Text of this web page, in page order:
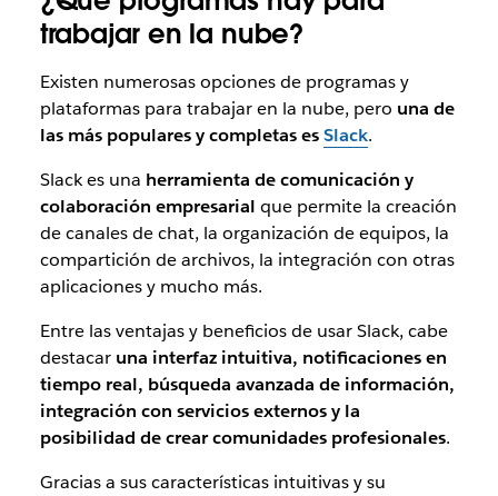
trabajar en la nube?
Existen numerosas opciones de programas y
plataformas para trabajar en la nube, pero una de
las más populares y completas esSlack.
Slack es una herramienta de comunicación y
colaboración empresarial que permite la creación
de canales de chat, la organización de equipos, la
compartición de archivos, la integración con otras
aplicaciones y mucho más.
Entre las ventajas y beneficios de usar Slack, cabe
destacar una interfaz intuitiva, notificaciones en
tiempo real, búsqueda avanzada de información,
integración con servicios externos y la
posibilidad de crear comunidades profesionales.
Gracias a sus características intuitivas y su